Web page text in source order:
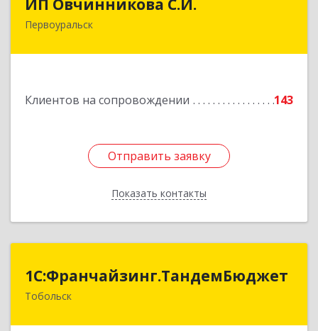
Первоуральск
Клиентов на сопровождении 143
Отправить заявку
Показать контакты
623119, Свердловская обл, Первоуральск г,
Отправить заявку
Назад
1С:Франчайзинг.ТандемБюджет
Тобольск
1С:Франчайзинг.ТандемБюджет